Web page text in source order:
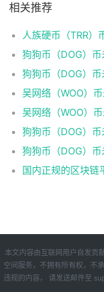
相关推荐
国内正规的区块链
本文内容由互联网用户自发贡
空间服务，不拥有所有权，不
违规的内容， 请发送邮件至